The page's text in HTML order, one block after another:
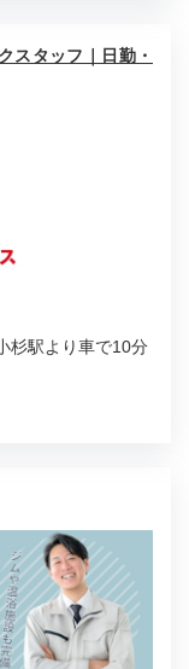
スタッフ｜日勤・
杉駅より車で10分